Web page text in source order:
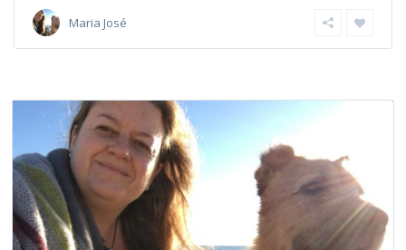
Maria José